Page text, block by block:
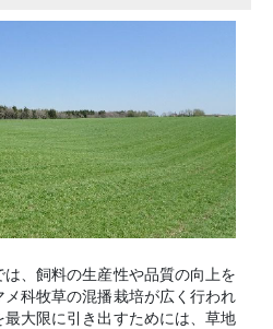
、飼料の生産性や品質の向上を
科牧草の混播栽培が広く行われ
大限に引き出すためには、草地